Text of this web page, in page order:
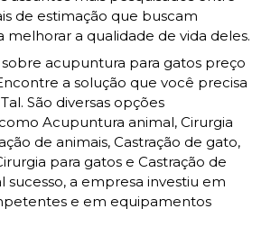
de estimação que buscam
melhorar a qualidade de vida deles.
acupuntura para gatos preço
a solução que você precisa
São diversas opções
Acupuntura animal, Cirurgia
de animais, Castração de gato,
para gatos e Castração de
sucesso, a empresa investiu em
e em equipamentos